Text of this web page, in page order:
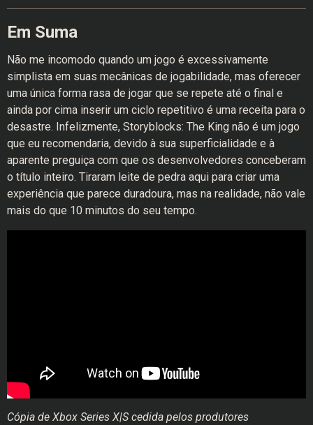
Em Suma
Não me incomodo quando um jogo é excessivamente
simplista em suas mecânicas de jogabilidade, mas oferecer
uma única forma rasa de jogar que se repete até o final e
ainda por cima inserir um ciclo repetitivo é uma receita para o
desastre. Infelizmente, Storyblocks: The King não é um jogo
que eu recomendaria, devido à sua superficialidade e à
aparente preguiça com que os desenvolvedores conceberam
o título inteiro. Tiraram leite de pedra aqui para criar uma
experiência que parece duradoura, mas na realidade, não vale
mais do que 10 minutos do seu tempo.
Cópia de Xbox Series X|S cedida pelos produtores